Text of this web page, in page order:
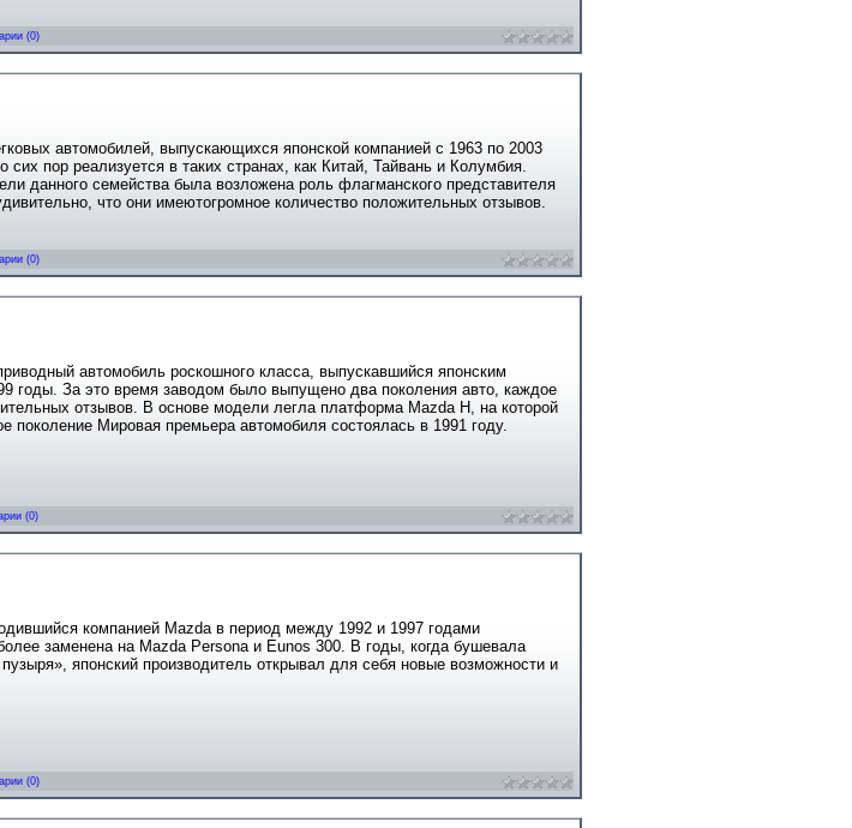
(0)
автомобилей, выпускающихся японской компанией с 1963 по 2003
пор реализуется в таких странах, как Китай, Тайвань и Колумбия.
данного семейства была возложена роль флагманского представителя
что они имеютогромное количество положительных отзывов.
(0)
автомобиль роскошного класса, выпускавшийся японским
годы. За это время заводом было выпущено два поколения авто, каждое
отзывов. В основе модели легла платформа Mazda H, на которой
поколение Мировая премьера автомобиля состоялась в 1991 году.
(0)
компанией Mazda в период между 1992 и 1997 годами
заменена на Mazda Persona и Eunos 300. В годы, когда бушевала
японский производитель открывал для себя новые возможности и
(0)